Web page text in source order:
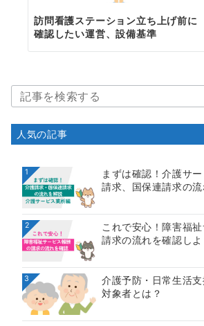
訪問看護ステーション立ち上げ前に
確認したい運営、設備基準
検
索
人気の記事
1
まずは確認！介護サ
請求、国保連請求の流
2
これで安心！障害福
請求の流れを確認しよ
3
介護予防・日常生活
対象者とは？